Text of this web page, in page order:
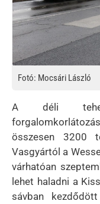
Fotó: Mocsári László
A déli
összesen 3200
Vasgyártól a
várhatóan
lehet haladni a
sávban